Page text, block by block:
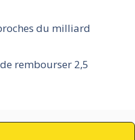
du milliard
rembourser 2,5